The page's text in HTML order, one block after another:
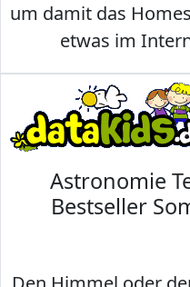
um damit das
etwas im
Astronomie
Bestseller